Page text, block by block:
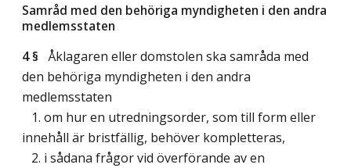
Samråd med den behöriga myndigheten i den andra
medlemsstaten
4 § Åklagaren eller domstolen ska samråda med
den behöriga myndigheten i den andra
medlemsstaten
1. om hur en utredningsorder, som till form eller
innehåll är bristfällig, behöver kompletteras,
2. i sådana frågor vid överförande av en